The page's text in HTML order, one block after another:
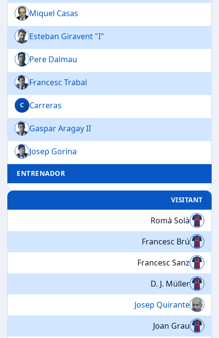
Miquel Casas
Esteban Giravent "I"
Pere Dalmau
Francesc Trabal
C Carreras
Gaspar Aragay II
Josep Gorina
ENTRENADOR
VISITANT
Romà Solà
Francesc Brú
Francesc Sanz
D. J. Müller
Josep Quirante
Joan Grau